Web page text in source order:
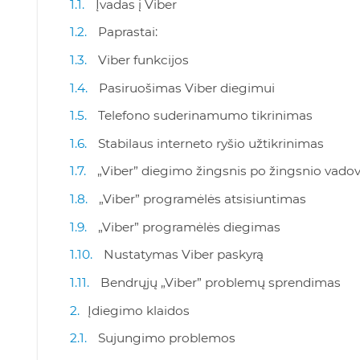
Įvadas į Viber
Paprastai:
Viber funkcijos
Pasiruošimas Viber diegimui
Telefono suderinamumo tikrinimas
Stabilaus interneto ryšio užtikrinimas
„Viber” diegimo žingsnis po žingsnio
„Viber” programėlės atsisiuntimas
„Viber” programėlės diegimas
Nustatymas Viber paskyrą
Bendrųjų „Viber” problemų sprendimas
Įdiegimo klaidos
Sujungimo problemos